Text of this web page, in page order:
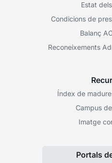
Estat
Condicions de
Balanç
Reconeixements
Índex de
Campus
Imatge
Portals